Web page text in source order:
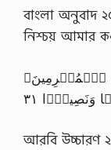
বাংলা অনুবাদ
নিশ্চয় আমার
ٱلۡمُجۡرِمِينَ‌ۗ
وَنَصِيرً۬ا ٣١
আরবি উচ্চারণ